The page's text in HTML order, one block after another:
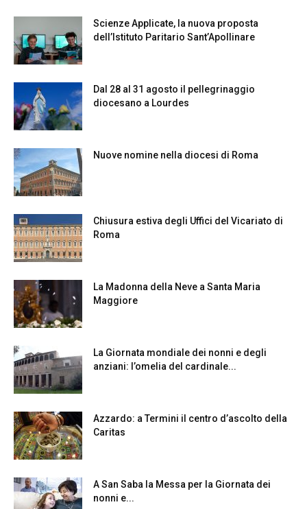
Scienze Applicate, la nuova proposta
dell’Istituto Paritario Sant’Apollinare
Dal 28 al 31 agosto il pellegrinaggio
diocesano a Lourdes
Nuove nomine nella diocesi di Roma
Chiusura estiva degli Uffici del Vicariato di
Roma
La Madonna della Neve a Santa Maria
Maggiore
La Giornata mondiale dei nonni e degli
anziani: l’omelia del cardinale...
Azzardo: a Termini il centro d’ascolto della
Caritas
A San Saba la Messa per la Giornata dei
nonni e...